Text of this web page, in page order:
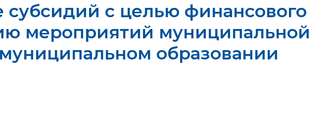
с целью финансового
мероприятий муниципальной
образовании